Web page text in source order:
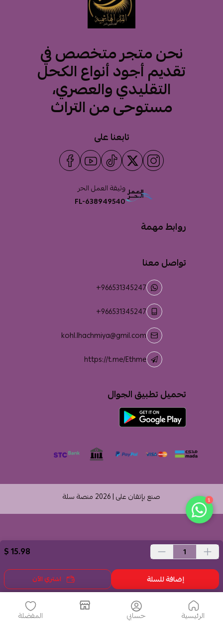
15.98 $
إضافة للسلة اشتري الآن
نحن متجر متخصص في
تقديم أجود أنواع الكحل
التقليدي والعصري،
مستوحى من التراث
تابعنا على
وثيقة العمل الحر
FL-638949540
روابط مهمة
تواصل معنا
+966531345247
+966531345247
kohl.lhachmiya@gmil.com
https://t.me/Ethme
تحميل تطبيق الجوال
صنع بإتقان على | 2026 منصة سلة 1
الرئيسية حسابي المفضلة